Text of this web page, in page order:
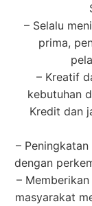
– Selalu
prima,
– Kreatif
kebutuhan
Kredit dan
–
dengan
–
masyarakat